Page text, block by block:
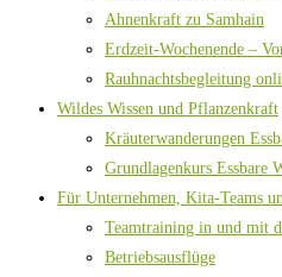
Ahnenkraft zu Samhain
Erdzeit-Wochenende –
Rauhnachtsbegleitung
Wildes Wissen und Pflanzenkraft
Kräuterwanderungen
Grundlagenkurs Essbare
Für Unternehmen, Kita-Teams
Teamtraining in und mit
Betriebsausflüge